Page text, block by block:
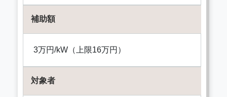
補助額
3万円/kW（上限16万円）
対象者